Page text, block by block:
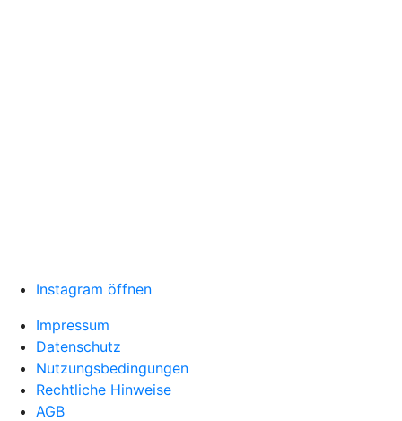
Instagram öffnen
Impressum
Datenschutz
Nutzungsbedingungen
Rechtliche Hinweise
AGB